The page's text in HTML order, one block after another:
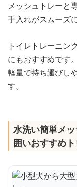
メッシュトレーと
手入れがスムーズ
トイレトレーニン
にもおすすめです。
軽量で持ち運びし
す。
水洗い簡単メ
囲いおすすめ